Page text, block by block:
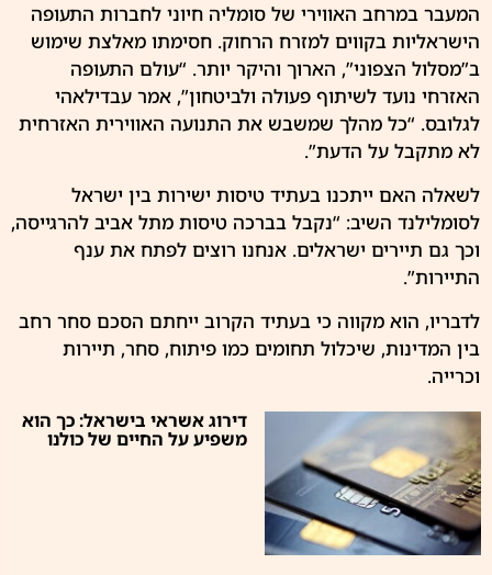
המעבר במרחב האווירי של סומליה חיוני לחברות התעופה
הישראליות בקווים למזרח הרחוק. חסימתו מאלצת שימוש
ב”מסלול הצפוני”, הארוך והיקר יותר. “עולם התעופה
האזרחי נועד לשיתוף פעולה ולביטחון”, אמר עבדילאהי
לגלובס. “כל מהלך שמשבש את התנועה האווירית האזרחית
לא מתקבל על הדעת”.
לשאלה האם ייתכנו בעתיד טיסות ישירות בין ישראל
לסומלילנד השיב: “נקבל בברכה טיסות מתל אביב להרגייסה,
וכך גם תיירים ישראלים. אנחנו רוצים לפתח את ענף
התיירות”.
לדבריו, הוא מקווה כי בעתיד הקרוב ייחתם הסכם סחר רחב
בין המדינות, שיכלול תחומים כמו פיתוח, סחר, תיירות
וכרייה.
דירוג אשראי בישראל: כך הוא
משפיע על החיים של כולנו